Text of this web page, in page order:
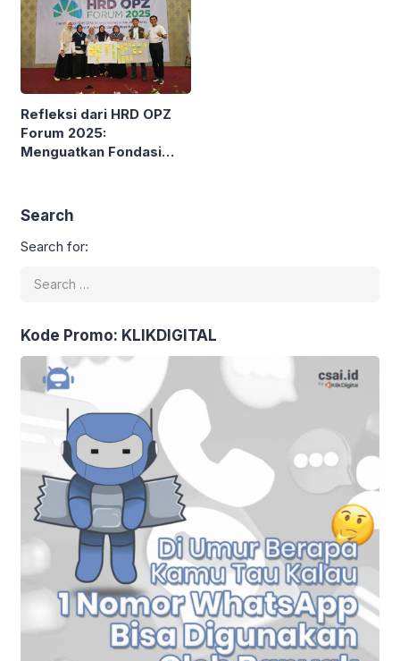
Refleksi dari HRD OPZ
Forum 2025:
Menguatkan Fondasi
Search
Search for:
Kode Promo: KLIKDIGITAL